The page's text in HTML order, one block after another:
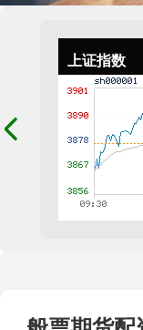
上证指数